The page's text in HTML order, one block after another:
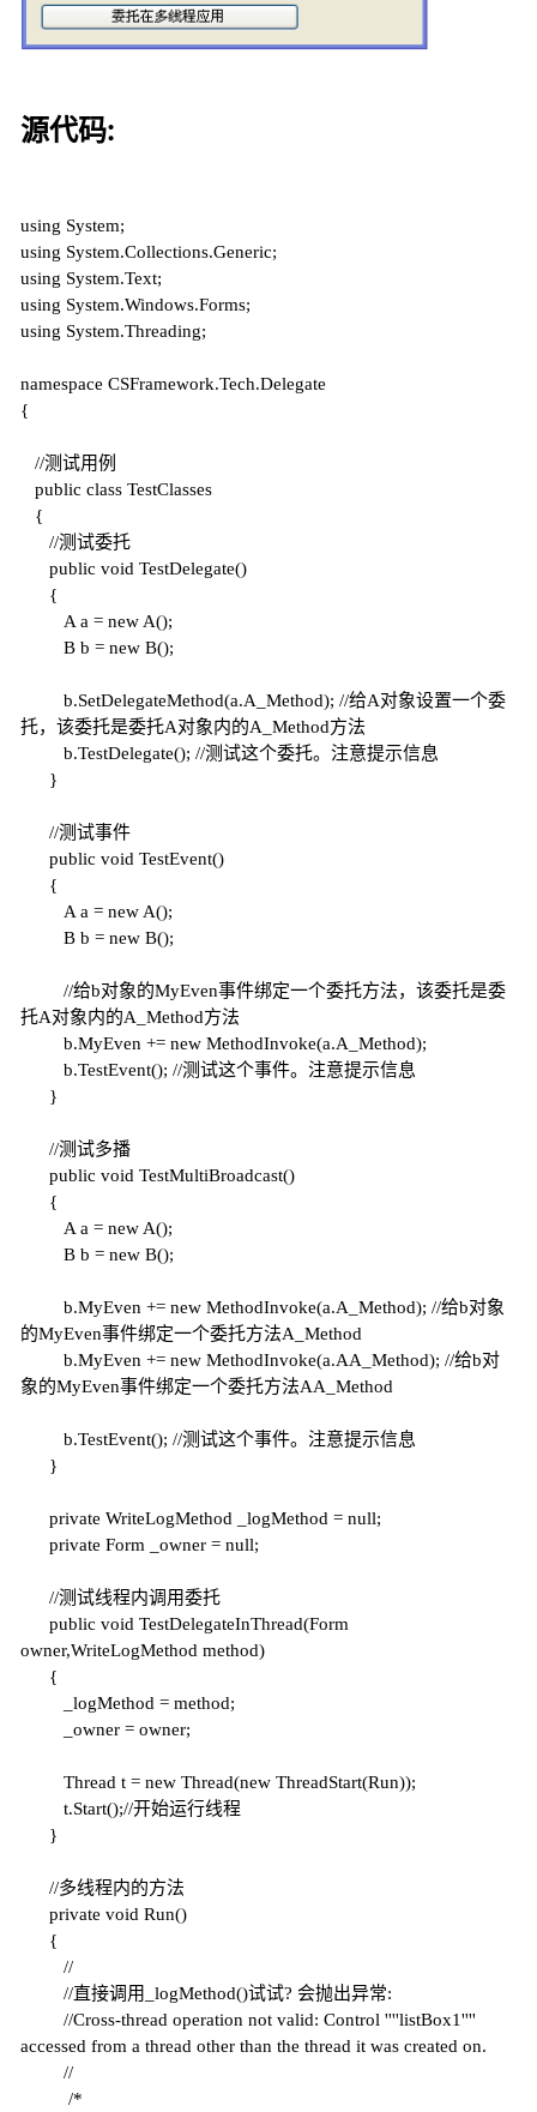
源代码:
using System;
using System.Collections.Generic;
using System.Text;
using System.Windows.Forms;
using System.Threading;
namespace CSFramework.Tech.Delegate
{
//测试用例
public class TestClasses
{
//测试委托
public void TestDelegate()
{
A a = new A();
B b = new B();
b.SetDelegateMethod(a.A_Method); //给A对象设置一个委
托，该委托是委托A对象内的A_Method方法
b.TestDelegate(); //测试这个委托。注意提示信息
}
//测试事件
public void TestEvent()
{
A a = new A();
B b = new B();
//给b对象的MyEven事件绑定一个委托方法，该委托是委
托A对象内的A_Method方法
b.MyEven += new MethodInvoke(a.A_Method);
b.TestEvent(); //测试这个事件。注意提示信息
}
//测试多播
public void TestMultiBroadcast()
{
A a = new A();
B b = new B();
b.MyEven += new MethodInvoke(a.A_Method); //给b对象
的MyEven事件绑定一个委托方法A_Method
b.MyEven += new MethodInvoke(a.AA_Method); //给b对
象的MyEven事件绑定一个委托方法AA_Method
b.TestEvent(); //测试这个事件。注意提示信息
}
private WriteLogMethod _logMethod = null;
private Form _owner = null;
//测试线程内调用委托
public void TestDelegateInThread(Form
owner,WriteLogMethod method)
{
_logMethod = method;
_owner = owner;
Thread t = new Thread(new ThreadStart(Run));
t.Start();//开始运行线程
}
//多线程内的方法
private void Run()
{
//
//直接调用_logMethod()试试? 会抛出异常:
//Cross-thread operation not valid: Control ''''listBox1''''
accessed from a thread other than the thread it was created on.
//
/*